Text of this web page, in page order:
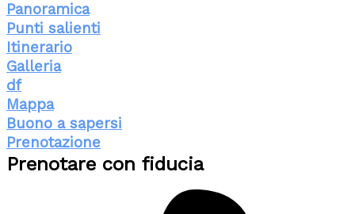
Panoramica
Punti salienti
Itinerario
Galleria
df
Mappa
Buono a sapersi
Prenotazione
Prenotare con fiducia